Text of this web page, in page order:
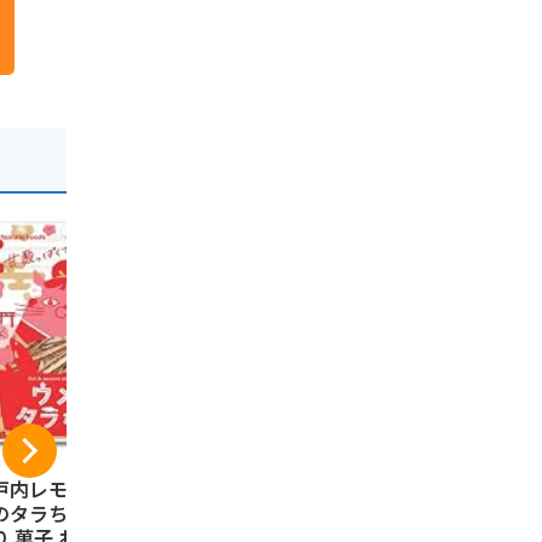
内レモン農園 ウ
タラちゃん 10袋